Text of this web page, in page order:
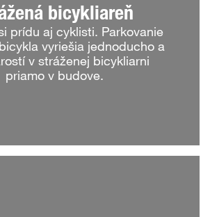
bicykliareň
prídu aj cyklisti. Parkovanie
vyriešia jednoducho a
v stráženej bicykliarni
priamo v budove.